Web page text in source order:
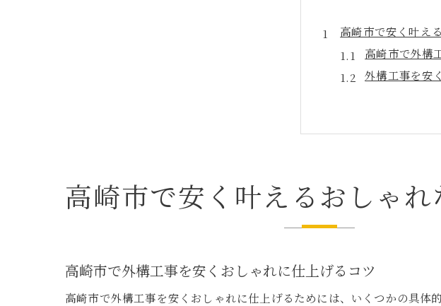
高崎市で安く叶え
高崎市で外構
外構工事を安
高崎市で安い
高崎市でおし
外構デザイン
高崎市の外構
おしゃれな庭を作
高崎市で安く叶えるおしゃ
高崎市で外構工事を安くおしゃれに仕上げるコツ
高崎市で外構工事を安くおしゃれに仕上げるためには、いくつかの具